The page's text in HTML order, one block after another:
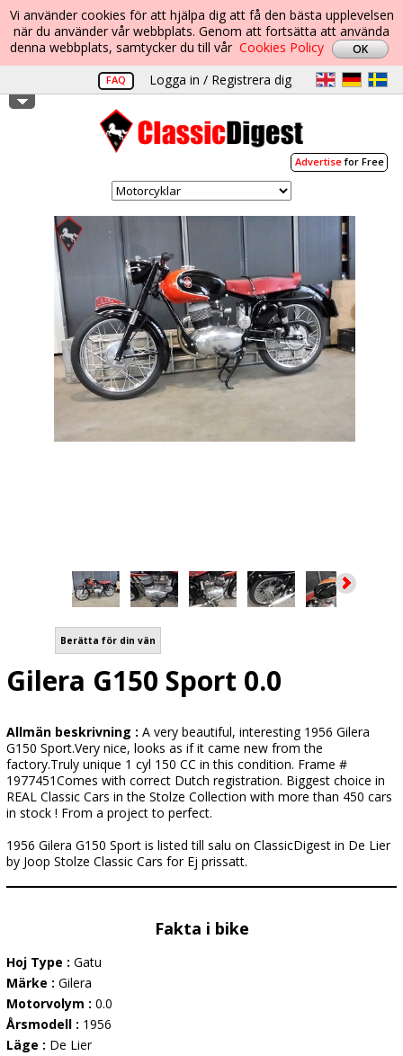
Vi använder cookies för att hjälpa dig att få den bästa upplevelsen
när du använder vår webbplats. Genom att fortsätta att använda
denna webbplats, samtycker du till vår Cookies Policy
FAQ Logga in / Registrera dig
Advertisefor Free
Berätta för din vän
Gilera G150 Sport 0.0
Allmän beskrivning : A very beautiful, interesting 1956 Gilera
G150 Sport.Very nice, looks as if it came new from the
factory.Truly unique 1 cyl 150 CC in this condition. Frame #
1977451Comes with correct Dutch registration. Biggest choice in
REAL Classic Cars in the Stolze Collection with more than 450 cars
in stock ! From a project to perfect.
1956 Gilera G150 Sport is listed till salu on ClassicDigest in De Lier
by Joop Stolze Classic Cars for Ej prissatt.
Fakta i bike
Hoj Type : Gatu
Märke : Gilera
Motorvolym : 0.0
Årsmodell : 1956
Läge : De Lier